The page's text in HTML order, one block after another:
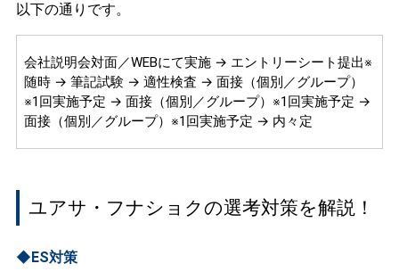
以下の通りです。
会社説明会対面／WEBにて実施 → エントリーシート提出※
随時 → 筆記試験 → 適性検査 → 面接（個別／グループ）
※1回実施予定 → 面接（個別／グループ）※1回実施予定 →
面接（個別／グループ）※1回実施予定 → 内々定
ユアサ・フナショクの選考対策を解説！
◆ES対策